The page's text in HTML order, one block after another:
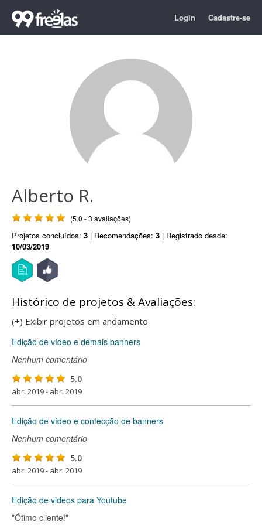
Login Cadastre-se
Alberto R.
(5.0 - 3 avaliações)
Projetos concluídos: 3 | Recomendações: 3 | Registrado desde:
10/03/2019
Histórico de projetos & Avaliações:
(+) Exibir projetos em andamento
Edição de vídeo e demais banners
Nenhum comentário
5.0
abr. 2019 - abr. 2019
Edição de vídeo e confecção de banners
Nenhum comentário
5.0
abr. 2019 - abr. 2019
Edição de videos para Youtube
"Ótimo cliente!"